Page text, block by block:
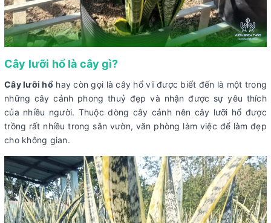
Cây lưỡi hổ là cây gì?
Cây lưỡi hổ hay còn gọi là cây hổ vĩ được biết đến là một trong
những cây cảnh phong thuỷ đẹp và nhận được sự yêu thích
của nhiều người. Thuộc dòng cây cảnh nên cây lưỡi hổ được
trồng rất nhiều trong sân vườn, văn phòng làm việc để làm đẹp
cho không gian.